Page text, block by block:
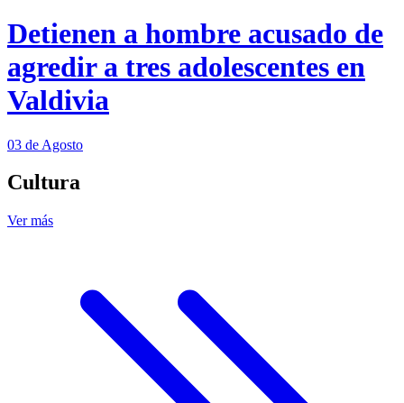
Detienen a hombre acusado de
agredir a tres adolescentes en
Valdivia
03 de Agosto
Cultura
Ver más